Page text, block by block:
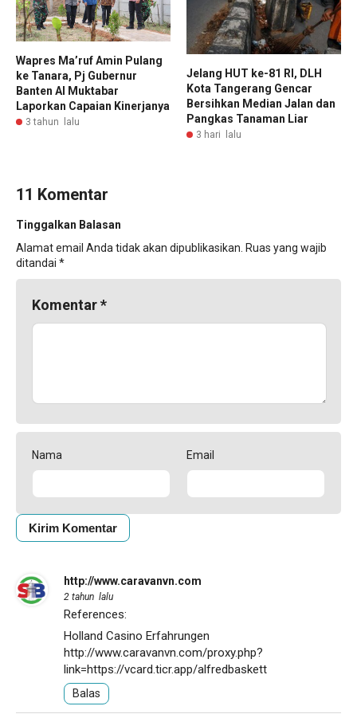
Wapres Ma’ruf Amin Pulang
ke Tanara, Pj Gubernur
Banten Al Muktabar
Laporkan Capaian Kinerjanya
3 tahun lalu
Jelang HUT ke-81 RI, DLH
Kota Tangerang Gencar
Bersihkan Median Jalan dan
Pangkas Tanaman Liar
3 hari lalu
11 Komentar
Tinggalkan Balasan
Alamat email Anda tidak akan dipublikasikan. Ruas yang wajib
ditandai *
Komentar*
Nama Email
http://www.caravanvn.com
2 tahun lalu
References:
Holland Casino Erfahrungen
http://www.caravanvn.com/proxy.php?
link=https://vcard.ticr.app/alfredbaskett
Balas